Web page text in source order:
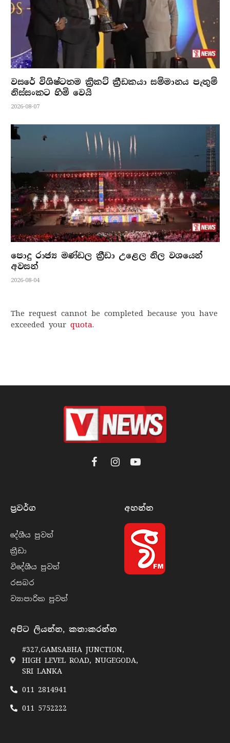
වසරේ විශිෂ්ටතම ක්‍රිකට් ක්‍රීඩකයා සම්මානය පැතුම්
නිස්සංකට හිමි වෙයි
2026-08-07
පොදු රාජ්‍ය මණ්ඩල ක්‍රීඩා උළෙල නිල වශයෙන්
අවසන්
2026-08-04
The request cannot be completed because you have
exceeded your quota.
FacebookInstagramYouTube
ප්‍රවර්​ග
දේශීය පුව​ත්
ක්‍රී​ඩා
විදේශීය පුව​ත්
රසබ​ර
ව්‍යාපාරික පුව​ත්
අහන්​න
අපිට ලියන්න, කතාකරන්න
#327,GAMSABHA JUNCTION,
HIGH LEVEL ROAD, NUGEGODA,
SRI LANKA
011 2814941
011 5752222